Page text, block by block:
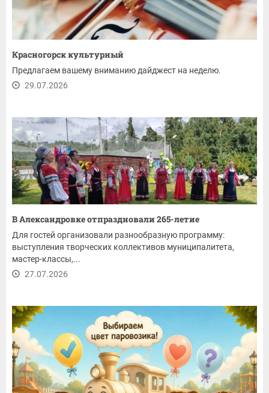
Красногорск культурный
Предлагаем вашему вниманию дайджест на неделю.
29.07.2026
В Александровке отпраздновали 265-летие
Для гостей организовали разнообразную программу:
выступления творческих коллективов муниципалитета,
мастер-классы,...
27.07.2026